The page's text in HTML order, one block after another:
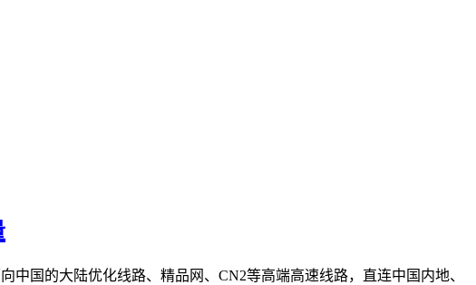
中国的大陆优化线路、精品网、CN2等高端高速线路，直连中国内地、